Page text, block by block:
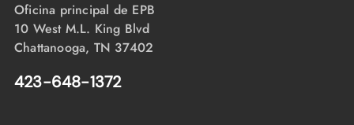
Oficina principal de EPB
10 West M.L. King Blvd
Chattanooga, TN 37402
423-648-1372